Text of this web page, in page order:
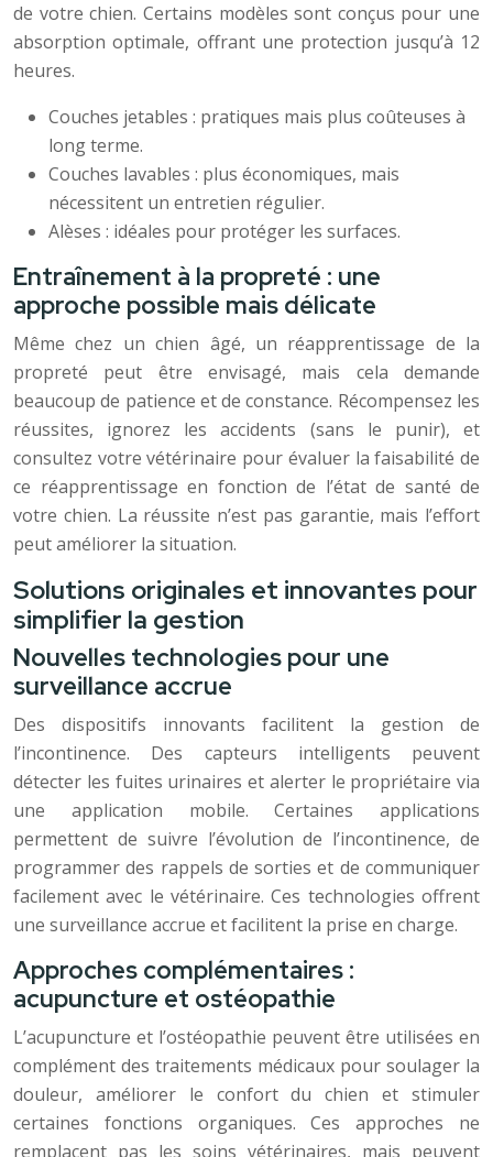
de votre chien. Certains modèles sont conçus pour une
absorption optimale, offrant une protection jusqu’à 12
heures.
Couches jetables : pratiques mais plus coûteuses à
long terme.
Couches lavables : plus économiques, mais
nécessitent un entretien régulier.
Alèses : idéales pour protéger les surfaces.
Entraînement à la propreté : une
approche possible mais délicate
Même chez un chien âgé, un réapprentissage de la
propreté peut être envisagé, mais cela demande
beaucoup de patience et de constance. Récompensez les
réussites, ignorez les accidents (sans le punir), et
consultez votre vétérinaire pour évaluer la faisabilité de
ce réapprentissage en fonction de l’état de santé de
votre chien. La réussite n’est pas garantie, mais l’effort
peut améliorer la situation.
Solutions originales et innovantes pour
simplifier la gestion
Nouvelles technologies pour une
surveillance accrue
Des dispositifs innovants facilitent la gestion de
l’incontinence. Des capteurs intelligents peuvent
détecter les fuites urinaires et alerter le propriétaire via
une application mobile. Certaines applications
permettent de suivre l’évolution de l’incontinence, de
programmer des rappels de sorties et de communiquer
facilement avec le vétérinaire. Ces technologies offrent
une surveillance accrue et facilitent la prise en charge.
Approches complémentaires :
acupuncture et ostéopathie
L’acupuncture et l’ostéopathie peuvent être utilisées en
complément des traitements médicaux pour soulager la
douleur, améliorer le confort du chien et stimuler
certaines fonctions organiques. Ces approches ne
remplacent pas les soins vétérinaires, mais peuvent